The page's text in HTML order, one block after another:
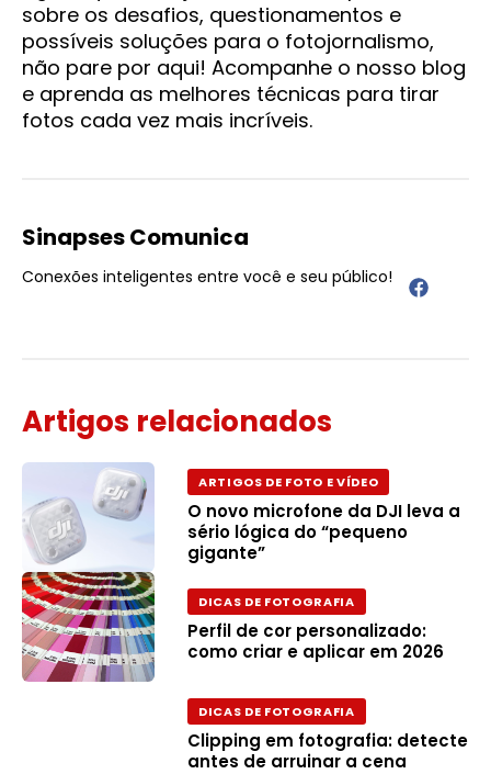
sobre os desafios, questionamentos e
possíveis soluções para o fotojornalismo,
não pare por aqui! Acompanhe o nosso blog
e aprenda as melhores técnicas para tirar
fotos cada vez mais incríveis.
Sinapses Comunica
Conexões inteligentes entre você e seu público!
Artigos relacionados
ARTIGOS DE FOTO E VÍDEO
O novo microfone da DJI leva a
sério lógica do “pequeno
gigante”
DICAS DE FOTOGRAFIA
Perfil de cor personalizado:
como criar e aplicar em 2026
DICAS DE FOTOGRAFIA
Clipping em fotografia: detecte
antes de arruinar a cena